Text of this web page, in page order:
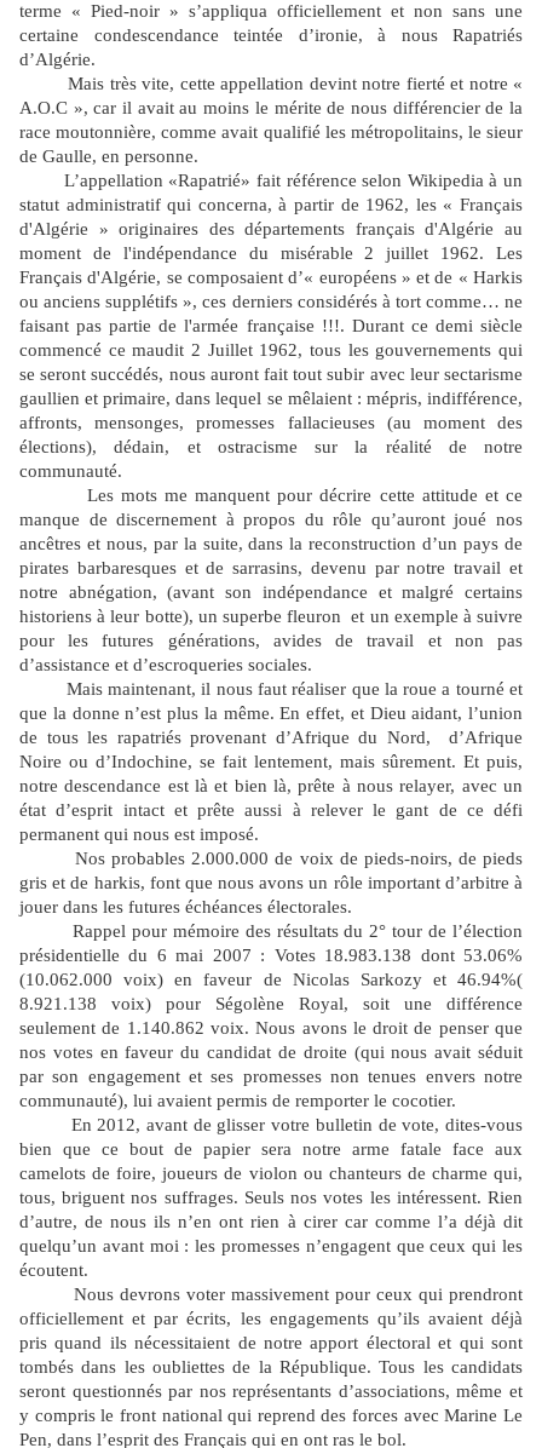
terme « Pied-noir » s’appliqua officiellement et non sans une
certaine condescendance teintée d’ironie, à nous Rapatriés
d’Algérie.
Mais très vite, cette appellation devint notre fierté et notre «
A.O.C », car il avait au moins le mérite de nous différencier de la
race moutonnière, comme avait qualifié les métropolitains, le sieur
de Gaulle, en personne.
L’appellation «Rapatrié» fait référence selon Wikipedia à un
statut administratif qui concerna, à partir de 1962, les « Français
d'Algérie » originaires des départements français d'Algérie au
moment de l'indépendance du misérable 2 juillet 1962. Les
Français d'Algérie, se composaient d’« européens » et de « Harkis
ou anciens supplétifs », ces derniers considérés à tort comme… ne
faisant pas partie de l'armée française !!!. Durant ce demi siècle
commencé ce maudit 2 Juillet 1962, tous les gouvernements qui
se seront succédés, nous auront fait tout subir avec leur sectarisme
gaullien et primaire, dans lequel se mêlaient : mépris, indifférence,
affronts, mensonges, promesses fallacieuses (au moment des
élections), dédain, et ostracisme sur la réalité de notre
communauté.
Les mots me manquent pour décrire cette attitude et ce
manque de discernement à propos du rôle qu’auront joué nos
ancêtres et nous, par la suite, dans la reconstruction d’un pays de
pirates barbaresques et de sarrasins, devenu par notre travail et
notre abnégation, (avant son indépendance et malgré certains
historiens à leur botte), un superbe fleuron et un exemple à suivre
pour les futures générations, avides de travail et non pas
d’assistance et d’escroqueries sociales.
Mais maintenant, il nous faut réaliser que la roue a tourné et
que la donne n’est plus la même. En effet, et Dieu aidant, l’union
de tous les rapatriés provenant d’Afrique du Nord,
d’Afrique
Noire ou d’Indochine, se fait lentement, mais sûrement. Et puis,
notre descendance est là et bien là, prête à nous relayer, avec un
état d’esprit intact et prête aussi à relever le gant de ce défi
permanent qui nous est imposé.
Nos probables 2.000.000 de voix de pieds-noirs, de pieds
gris et de harkis, font que nous avons un rôle important d’arbitre à
jouer dans les futures échéances électorales.
Rappel pour mémoire des résultats du 2° tour de l’élection
présidentielle du 6 mai 2007 : Votes 18.983.138 dont 53.06%
(10.062.000 voix) en faveur de Nicolas Sarkozy et 46.94%(
8.921.138 voix) pour Ségolène Royal, soit une différence
seulement de 1.140.862 voix. Nous avons le droit de penser que
nos votes en faveur du candidat de droite (qui nous avait séduit
par son engagement et ses promesses non tenues envers notre
communauté), lui avaient permis de remporter le cocotier.
En 2012, avant de glisser votre bulletin de vote, dites-vous
bien que ce bout de papier sera notre arme fatale face aux
camelots de foire, joueurs de violon ou chanteurs de charme qui,
tous, briguent nos suffrages. Seuls nos votes les intéressent. Rien
d’autre, de nous ils n’en ont rien à cirer car comme l’a déjà dit
quelqu’un avant moi : les promesses n’engagent que ceux qui les
écoutent.
Nous devrons voter massivement pour ceux qui prendront
officiellement et par écrits, les engagements qu’ils avaient déjà
pris quand ils nécessitaient de notre apport électoral et qui sont
tombés dans les oubliettes de la République. Tous les candidats
seront questionnés par nos représentants d’associations, même et
y compris le front national qui reprend des forces avec Marine Le
Pen, dans l’esprit des Français qui en ont ras le bol.